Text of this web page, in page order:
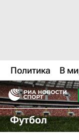
Политика В
Футбол